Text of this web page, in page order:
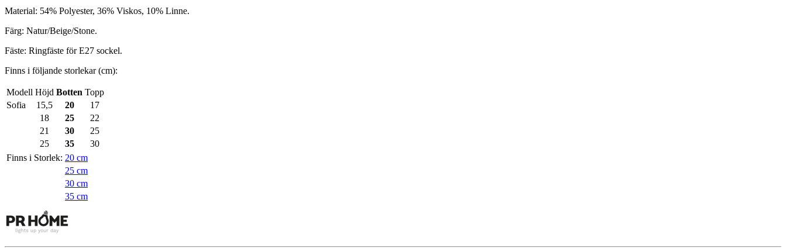
Material: 54% Polyester, 36% Viskos, 10% Linne.
Färg: Natur/Beige/Stone.
Fäste: Ringfäste för E27 sockel.
Finns i följande storlekar (cm):
Modell Höjd Botten Topp
Sofia
15,5 20
17
18
25
22
21
30
25
25
35
30
Finns i Storlek: 20 cm
25 cm
30 cm
35 cm